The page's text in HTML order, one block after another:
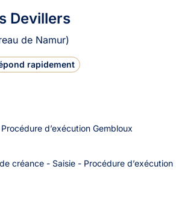
Devillers
de Namur)
rapidement
d’exécution Gembloux
créance - Saisie - Procédure d’exécution